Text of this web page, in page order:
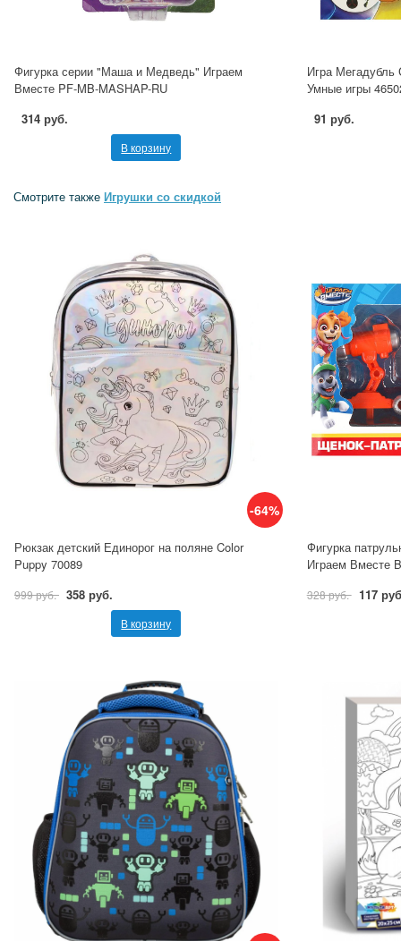
Фигурка серии "Маша и Медведь" Играем
Вместе PF-MB-MASHAP-RU
314 руб.
В корзину
Игра Мегадубль
Умные игры
91 руб.
Смотрите также Игрушки со скидкой
-64%
Рюкзак детский Единорог на поляне Color
Puppy 70089
999 руб. 358 руб.
В корзину
Фигурка
Играем Вместе
328 руб. 117